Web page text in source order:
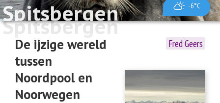
Spitsbergen
Spitsbergen -6°C
Fred Geers
De ijzige wereld
tussen
Noordpool en
Noorwegen